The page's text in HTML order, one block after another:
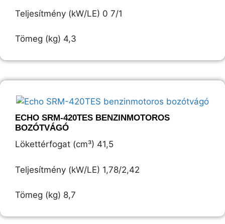
Teljesítmény (kW/LE) 0 7/1
Tömeg (kg) 4,3
ECHO SRM-420TES BENZINMOTOROS
BOZÓTVÁGÓ
Lökettérfogat (cm³) 41,5
Teljesítmény (kW/LE) 1,78/2,42
Tömeg (kg) 8,7